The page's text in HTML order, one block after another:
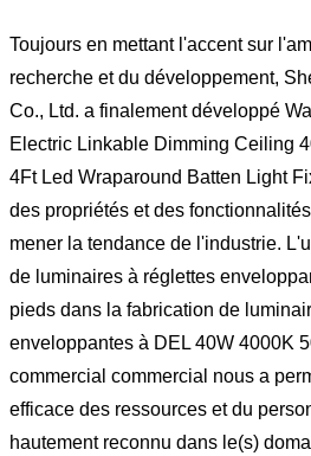
Toujours en mettant l'accent sur
recherche et du développement,
Co., Ltd. a finalement développé
Electric Linkable Dimming Ceiling
4Ft Led Wraparound Batten Light
des propriétés et des
mener la tendance de l'industrie.
de luminaires à réglettes
pieds dans la fabrication de
enveloppantes à DEL 40W 4000K
commercial commercial nous a
efficace des ressources et du
hautement reconnu dans le(s)